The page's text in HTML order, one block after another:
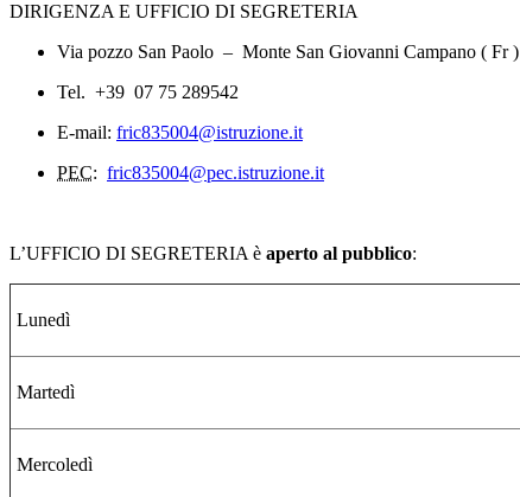
DIRIGENZA E UFFICIO DI SEGRETERIA
Via pozzo San Paolo – Monte San Giovanni Campano ( Fr )
Tel. +39 07 75 289542
E-mail: fric835004@istruzione.it
PEC: fric835004@pec.istruzione.it
L’UFFICIO DI SEGRETERIA è aperto al pubblico:
Lunedì
Martedì
Mercoledì